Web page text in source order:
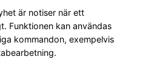
är notiser när ett
Funktionen kan användas
kommandon, exempelvis